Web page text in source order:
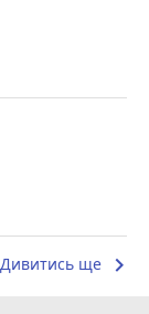
Дивитись ще keyboard_arrow_right